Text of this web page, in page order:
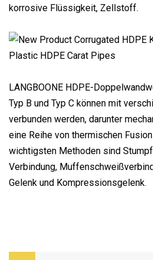
korrosive Flüssigkeit, Zellstoff.
LANGBOONE HDPE-
Typ B und Typ C können mit
verbunden werden, darunter
eine Reihe von thermischen
wichtigsten Methoden sind
Verbindung,
Gelenk und Kompressionsgelenk.